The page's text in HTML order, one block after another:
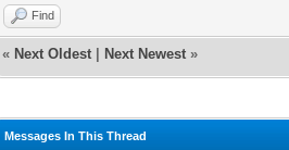
Find
« Next Oldest Next Newest »
Messages In This Thread